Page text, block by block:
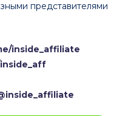
представителями
inside_affiliate